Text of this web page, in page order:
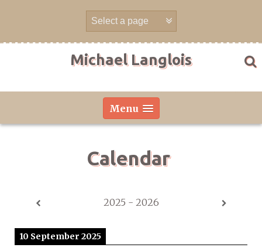
Michael Langlois
Menu
Calendar
2025 - 2026
10 September 2025